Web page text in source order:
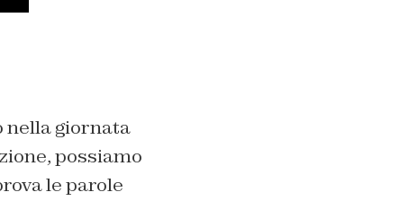
nella giornata
possiamo
le parole